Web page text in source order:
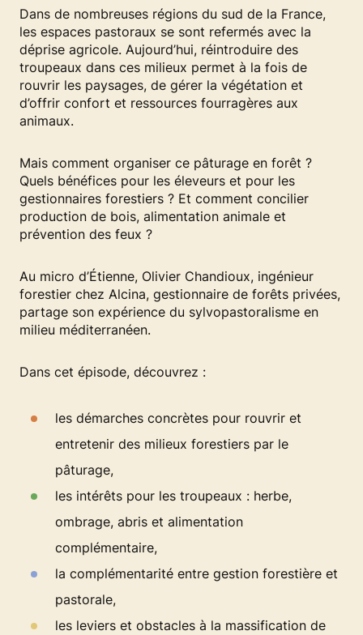
Dans de nombreuses régions du sud de la France,
les espaces pastoraux se sont refermés avec la
déprise agricole. Aujourd’hui, réintroduire des
troupeaux dans ces milieux permet à la fois de
rouvrir les paysages, de gérer la végétation et
d’offrir confort et ressources fourragères aux
animaux.
Mais comment organiser ce pâturage en forêt ?
Quels bénéfices pour les éleveurs et pour les
gestionnaires forestiers ? Et comment concilier
production de bois, alimentation animale et
prévention des feux ?
Au micro d’Étienne, Olivier Chandioux, ingénieur
forestier chez Alcina, gestionnaire de forêts privées,
partage son expérience du sylvopastoralisme en
milieu méditerranéen.
Dans cet épisode, découvrez :
les démarches concrètes pour rouvrir et
entretenir des milieux forestiers par le
pâturage,
les intérêts pour les troupeaux : herbe,
ombrage, abris et alimentation
complémentaire,
la complémentarité entre gestion forestière et
pastorale,
les leviers et obstacles à la massification de